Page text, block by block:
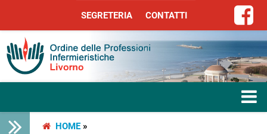
SEGRETERIA CONTATTI
SEGRETERIA CONTATTI
HOME HOME»